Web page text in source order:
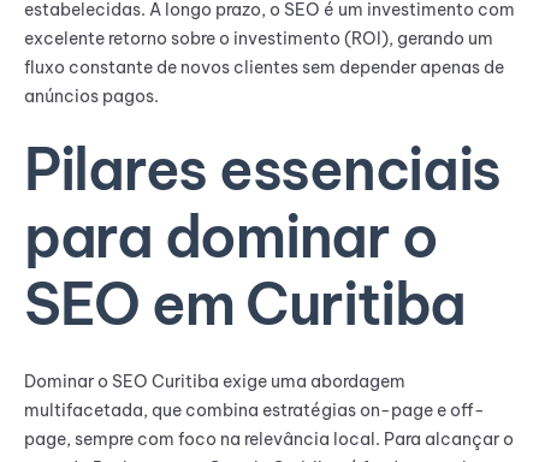
estabelecidas. A longo prazo, o SEO é um investimento com
excelente retorno sobre o investimento (ROI), gerando um
fluxo constante de novos clientes sem depender apenas de
anúncios pagos.
Pilares essenciais
para dominar o
SEO em Curitiba
Dominar o SEO Curitiba exige uma abordagem
multifacetada, que combina estratégias on-page e off-
page, sempre com foco na relevância local. Para alcançar o